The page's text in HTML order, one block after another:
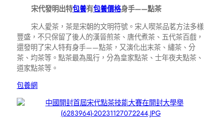
宋代發明出特包養有包養價格身手——點茶
宋人愛茶，茶是宋朝的文明符號。宋人喫茶品茗方法多樣
豐盛，不只保留了後人的漢晉煎茶、唐代煮茶、五代茶百戲，
還發明了宋人特有身手——點茶，又演化出末茶、繡茶、分
茶、均茶等。點茶最為風行，分為皇家點茶、士年夜夫點茶、
道家點茶等。
包養網